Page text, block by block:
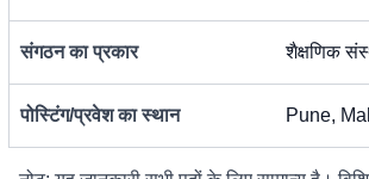
संगठन का प्रकार शैक्षणिक
पोस्टिंग/प्रवेश का स्थान Pune,